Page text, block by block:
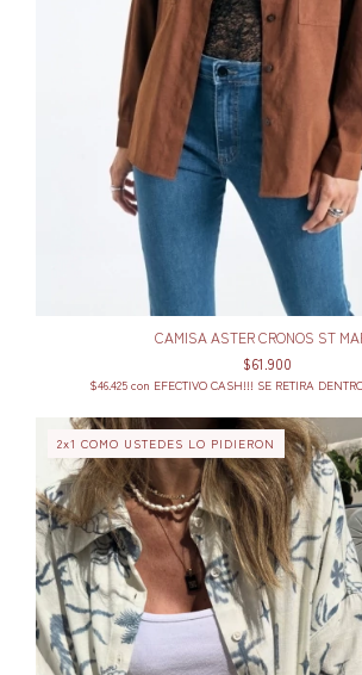
CAMISA ASTER CRONOS ST
$61.900
$46.425 con EFECTIVO CASH!!! SE RETIRA
2x1 COMO USTEDES LO PIDIERON